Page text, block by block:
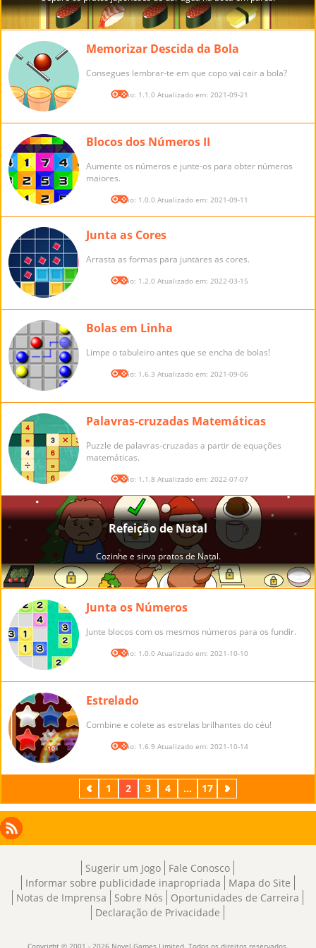
Memorizar Descida da Bola
Consegues lembrar-te em que copo vai cair a bola?
Versão: 1.1.0 Atualizado em: 2021-09-21
Blocos dos Números II
Aumente os números e junte-os para obter números
maiores.
Versão: 1.0.0 Atualizado em: 2021-09-11
Junta as Cores
Arrasta as formas para juntares as cores.
Versão: 1.2.0 Atualizado em: 2022-03-15
Bolas em Linha
Limpe o tabuleiro antes que se encha de bolas!
Versão: 1.6.3 Atualizado em: 2021-09-06
Palavras-cruzadas Matemáticas
Puzzle de palavras-cruzadas a partir de equações
matemáticas.
Versão: 1.1.8 Atualizado em: 2022-07-07
Junta os Números
Junte blocos com os mesmos números para os fundir.
Versão: 1.0.0 Atualizado em: 2021-10-10
Estrelado
Combine e colete as estrelas brilhantes do céu!
Versão: 1.6.9 Atualizado em: 2021-10-14
Anterior
1 2 3 4 ... 17 Próximo
Facebook
Instagram
X
LinkedIn
RSS
Sugerir um Jogo
Fale Conosco
Informar sobre publicidade inapropriada
Mapa do Site
Notas de Imprensa
Sobre Nós
Oportunidades de Carreira
Declaração de Privacidade
Copyright © 2001 - 2026 Novel Games Limited. Todos os direitos reservados.